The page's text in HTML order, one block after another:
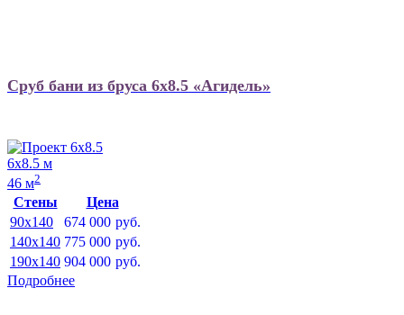
Сруб бани из бруса 6х8.5 «Агидель»
6х8.5 м
46 м2
Стены
Цена
90x140
674 000 руб.
140x140 775 000 руб.
190x140 904 000 руб.
Подробнее